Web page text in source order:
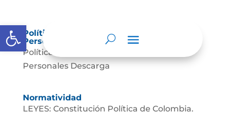
Abrir barra de herramientas
Política de Tratamiento de Datos
Personales.
Política de Tratamiento de Datos
Personales Descarga
Normatividad
LEYES: Constitución Política de Colombia.